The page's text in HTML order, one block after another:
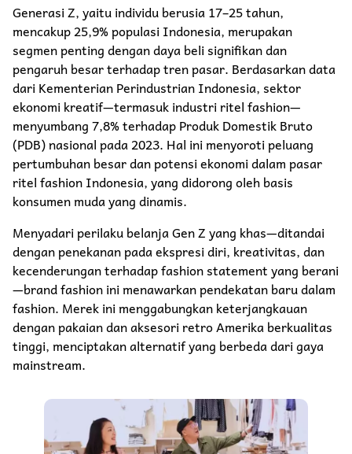
Generasi Z, yaitu individu berusia 17–25 tahun,
mencakup 25,9% populasi Indonesia, merupakan
segmen penting dengan daya beli signifikan dan
pengaruh besar terhadap tren pasar. Berdasarkan data
dari Kementerian Perindustrian Indonesia, sektor
ekonomi kreatif—termasuk industri ritel fashion—
menyumbang 7,8% terhadap Produk Domestik Bruto
(PDB) nasional pada 2023. Hal ini menyoroti peluang
pertumbuhan besar dan potensi ekonomi dalam pasar
ritel fashion Indonesia, yang didorong oleh basis
konsumen muda yang dinamis.
Menyadari perilaku belanja Gen Z yang khas—ditandai
dengan penekanan pada ekspresi diri, kreativitas, dan
kecenderungan terhadap fashion statement yang berani
—brand fashion ini menawarkan pendekatan baru dalam
fashion. Merek ini menggabungkan keterjangkauan
dengan pakaian dan aksesori retro Amerika berkualitas
tinggi, menciptakan alternatif yang berbeda dari gaya
mainstream.